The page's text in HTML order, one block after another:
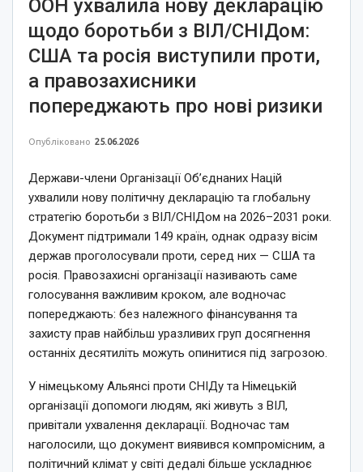
ООН ухвалила нову декларацію
щодо боротьби з ВІЛ/СНІДом:
США та росія виступили проти,
а правозахисники
попереджають про нові ризики
Опубліковано 25.06.2026
Держави-члени Організації Об’єднаних Націй
ухвалили нову політичну декларацію та глобальну
стратегію боротьби з ВІЛ/СНІДом на 2026–2031 роки.
Документ підтримали 149 країн, однак одразу вісім
держав проголосували проти, серед них — США та
росія. Правозахисні організації називають саме
голосування важливим кроком, але водночас
попереджають: без належного фінансування та
захисту прав найбільш уразливих груп досягнення
останніх десятиліть можуть опинитися під загрозою.
У німецькому Альянсі проти СНІДу та Німецькій
організації допомоги людям, які живуть з ВІЛ,
привітали ухвалення декларації. Водночас там
наголосили, що документ виявився компромісним, а
політичний клімат у світі дедалі більше ускладнює